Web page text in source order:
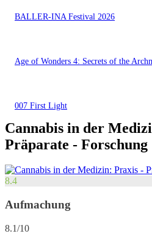
BALLER-INA Festival 2026
Age of Wonders 4: Secrets of the
007 First Light
Cannabis in der
Präparate - Forschung
8.4
Aufmachung
8.1/10